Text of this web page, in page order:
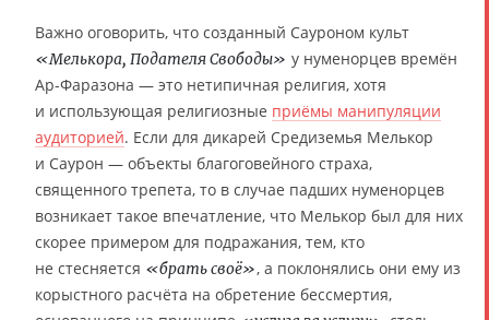
Важно оговорить, что созданный Сауроном культ
«Мелькора, Подателя Свободы» у нуменорцев времён
Ар-Фаразона — это нетипичная религия, хотя
и использующая религиозные приёмы манипуляции
аудиторией. Если для дикарей Средиземья Мелькор
и Саурон — объекты благоговейного страха,
священного трепета, то в случае падших нуменорцев
возникает такое впечатление, что Мелькор был для них
скорее примером для подражания, тем, кто
не стесняется «брать своё», а поклонялись они ему из
корыстного расчёта на обретение бессмертия,